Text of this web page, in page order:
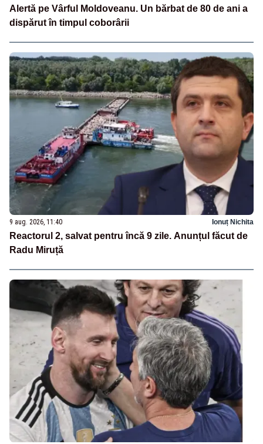
Alertă pe Vârful Moldoveanu. Un bărbat de 80 de ani a
dispărut în timpul coborârii
9 aug. 2026, 11:40 Ionuț Nichita
Reactorul 2, salvat pentru încă 9 zile. Anunțul făcut de
Radu Miruță